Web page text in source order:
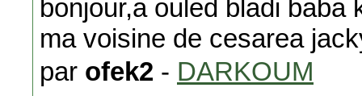
bonjour,a ouled bladi baba
ma voisine de cesarea
par ofek2 - DARKOUM